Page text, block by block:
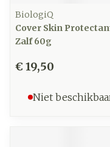
BiologiQ
Cover Skin
Zalf 60g
€ 19,50
Niet